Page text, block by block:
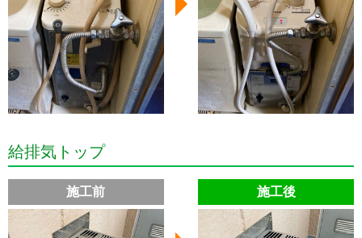
給排気トップ
施工前 施工後